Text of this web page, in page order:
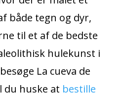
både tegn og dyr,
til et af de bedste
hulekunst i
La cueva de
du huske at bestille